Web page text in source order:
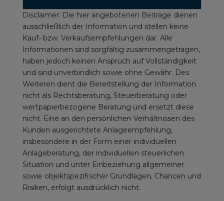
Disclaimer: Die hier angebotenen Beiträge dienen
ausschließlich der Information und stellen keine
Kauf- bzw. Verkaufsempfehlungen dar. Alle
Informationen sind sorgfältig zusammengetragen,
haben jedoch keinen Anspruch auf Vollständigkeit
und sind unverbindlich sowie ohne Gewähr. Des
Weiteren dient die Bereitstellung der Information
nicht als Rechtsberatung, Steuerberatung oder
wertpapierbezogene Beratung und ersetzt diese
nicht. Eine an den persönlichen Verhältnissen des
Kunden ausgerichtete Anlageempfehlung,
insbesondere in der Form einer individuellen
Anlageberatung, der individuellen steuerlichen
Situation und unter Einbeziehung allgemeiner
sowie objektspezifischer Grundlagen, Chancen und
Risiken, erfolgt ausdrücklich nicht.